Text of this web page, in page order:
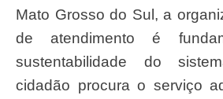
Mato Grosso do Sul, a
de atendimento é
sustentabilidade do
cidadão procura o serviço